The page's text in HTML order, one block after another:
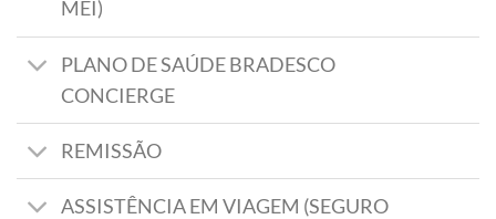
MEI)
PLANO DE SAÚDE BRADESCO
CONCIERGE
REMISSÃO
ASSISTÊNCIA EM VIAGEM (SEGURO